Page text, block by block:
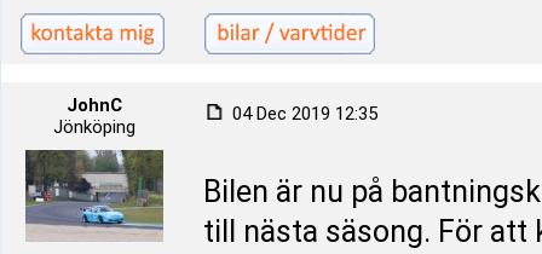
JohnC
Jönköping
04 Dec 2019 12:35
Bilen är nu på
till nästa säsong. För att